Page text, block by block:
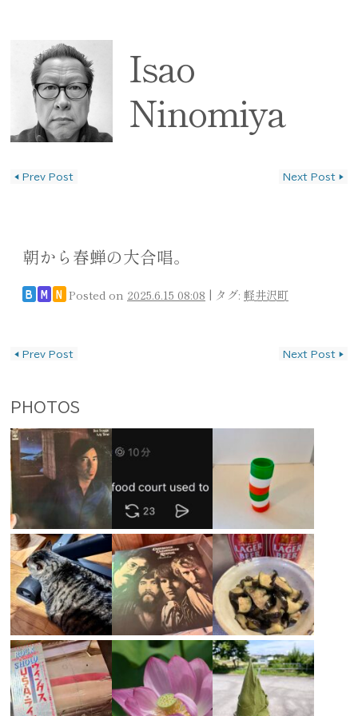
Isao
Ninomiya
◀ Prev Post Next Post ▶
朝から春蝉の大合唱。
B M N Posted on 2025.6.15 08:08 | タグ: 軽井沢町
◀ Prev Post Next Post ▶
PHOTOS